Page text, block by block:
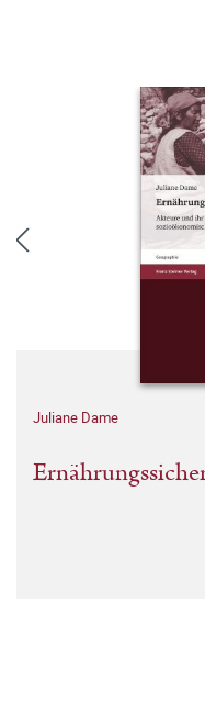
Juliane Dame